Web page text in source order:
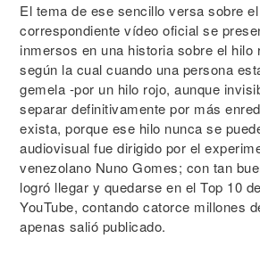
El tema de ese sencillo versa sobre
correspondiente vídeo oficial se
inmersos en una historia sobre el hilo
según la cual cuando una persona
gemela -por un hilo rojo, aunque
separar definitivamente por más
exista, porque ese hilo nunca se
audiovisual fue dirigido por el
venezolano Nuno Gomes; con tan
logró llegar y quedarse en el Top 10
YouTube, contando catorce millones
apenas salió publicado.